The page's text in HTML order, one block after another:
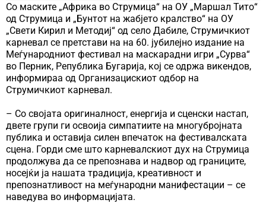
Со маските „Африка во Струмица“ на ОУ „Маршал Тито“
од Струмица и „Бунтот на жабјето кралство“ на ОУ
„Свети Кирил и Методиј“ од село Дабиле, Струмичкиот
карневал се претстави на на 60. јубилејно издание на
Меѓународниот фестивал на маскарадни игри „Сурва“
во Перник, Република Бугарија, кој се одржа викендов,
информираа од Организацискиот одбор на
Струмичкиот карневал.
– Со својата оригиналност, енергија и сценски настап,
двете групи ги освоија симпатиите на многубројната
публика и оставија силен впечаток на фестивалската
сцена. Горди сме што карневалскиот дух на Струмица
продолжува да се препознава и надвор од границите,
носејќи ја нашата традиција, креативност и
препознатливост на меѓународни манифестации – се
наведува во информацијата.